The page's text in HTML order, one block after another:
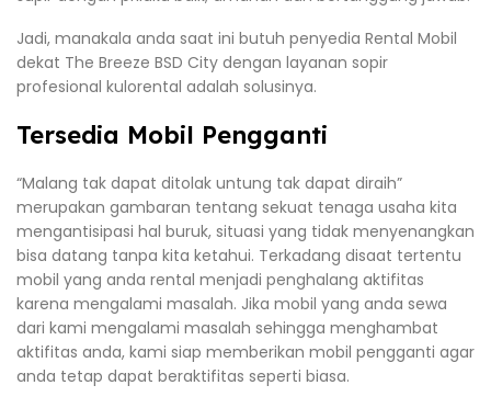
Jadi, manakala anda saat ini butuh penyedia Rental Mobil
dekat The Breeze BSD City dengan layanan sopir
profesional kulorental adalah solusinya.
Tersedia Mobil Pengganti
“Malang tak dapat ditolak untung tak dapat diraih”
merupakan gambaran tentang sekuat tenaga usaha kita
mengantisipasi hal buruk, situasi yang tidak menyenangkan
bisa datang tanpa kita ketahui. Terkadang disaat tertentu
mobil yang anda rental menjadi penghalang aktifitas
karena mengalami masalah. Jika mobil yang anda sewa
dari kami mengalami masalah sehingga menghambat
aktifitas anda, kami siap memberikan mobil pengganti agar
anda tetap dapat beraktifitas seperti biasa.